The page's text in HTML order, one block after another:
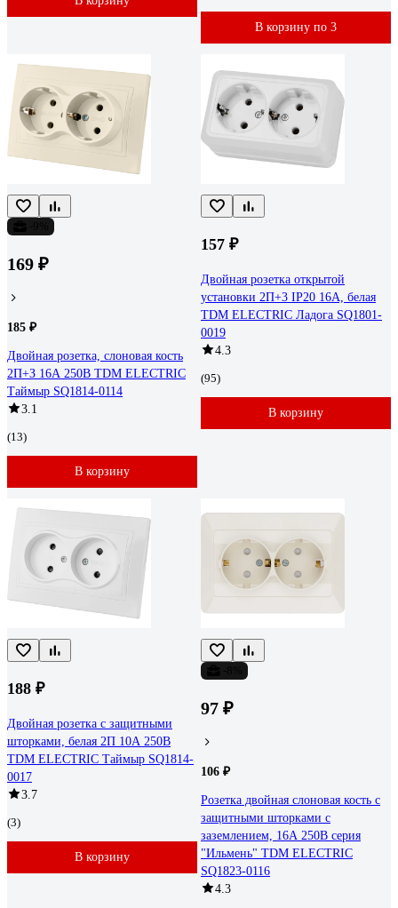
В корзину по 3
169 ₽
185 ₽
Двойная розетка, слоновая кость
2П+З 16А 250В TDM ELECTRIC
Таймыр SQ1814-0114
3.1
(13)
В корзину
157 ₽
Двойная розетка открытой
установки 2П+3 IP20 16А, белая
TDM ELECTRIC Ладога SQ1801-
0019
4.3
(95)
В корзину
188 ₽
Двойная розетка с защитными
шторками, белая 2П 10А 250В
TDM ELECTRIC Таймыр SQ1814-
0017
3.7
(3)
В корзину
97 ₽
106 ₽
Розетка двойная слоновая кость с
защитными шторками с
заземлением, 16А 250В серия
"Ильмень" TDM ELECTRIC
SQ1823-0116
4.3